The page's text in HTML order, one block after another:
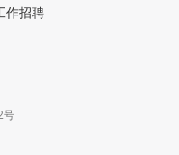
作招聘
号